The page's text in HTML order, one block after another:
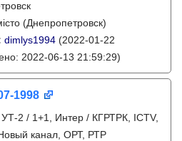
(Днепропетровск)
dimlys1994 (2022-01-22
2022-06-13 21:59:29)
1998
2 / 1+1, Интер / КГРТРК, ICTV,
канал, ОРТ, РТР